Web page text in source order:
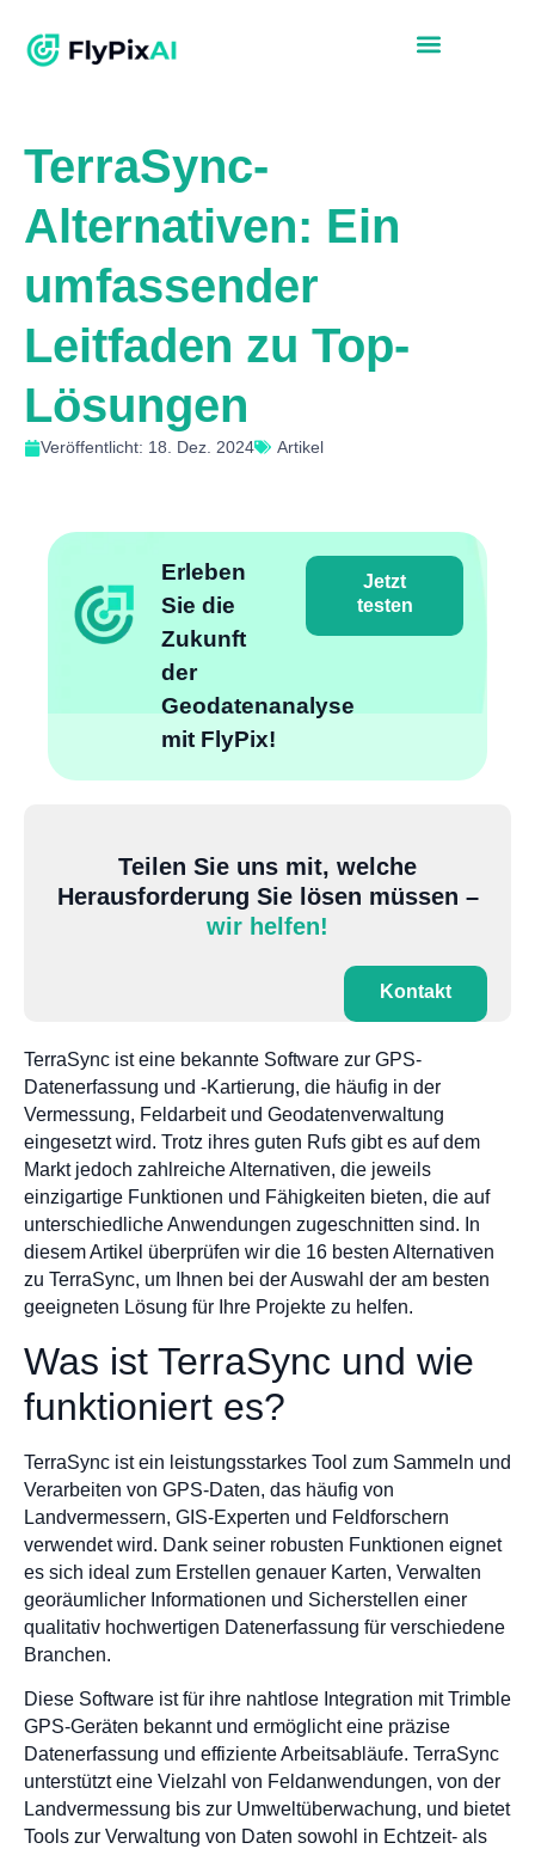
TerraSync-
Alternativen: Ein
umfassender
Leitfaden zu Top-
Lösungen
Veröffentlicht: 18. Dez. 2024 Artikel
Erleben
Sie die
Zukunft
der
Geodatenanalyse
mit FlyPix!
Jetzt
testen
Teilen Sie uns mit, welche
Herausforderung Sie lösen müssen –
wir helfen!
Kontakt
TerraSync ist eine bekannte Software zur GPS-
Datenerfassung und -Kartierung, die häufig in der
Vermessung, Feldarbeit und Geodatenverwaltung
eingesetzt wird. Trotz ihres guten Rufs gibt es auf dem
Markt jedoch zahlreiche Alternativen, die jeweils
einzigartige Funktionen und Fähigkeiten bieten, die auf
unterschiedliche Anwendungen zugeschnitten sind. In
diesem Artikel überprüfen wir die 16 besten Alternativen
zu TerraSync, um Ihnen bei der Auswahl der am besten
geeigneten Lösung für Ihre Projekte zu helfen.
Was ist TerraSync und wie
funktioniert es?
TerraSync ist ein leistungsstarkes Tool zum Sammeln und
Verarbeiten von GPS-Daten, das häufig von
Landvermessern, GIS-Experten und Feldforschern
verwendet wird. Dank seiner robusten Funktionen eignet
es sich ideal zum Erstellen genauer Karten, Verwalten
georäumlicher Informationen und Sicherstellen einer
qualitativ hochwertigen Datenerfassung für verschiedene
Branchen.
Diese Software ist für ihre nahtlose Integration mit Trimble
GPS-Geräten bekannt und ermöglicht eine präzise
Datenerfassung und effiziente Arbeitsabläufe. TerraSync
unterstützt eine Vielzahl von Feldanwendungen, von der
Landvermessung bis zur Umweltüberwachung, und bietet
Tools zur Verwaltung von Daten sowohl in Echtzeit- als